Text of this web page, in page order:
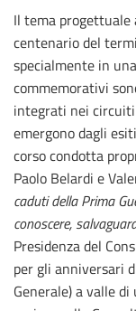
Il tema progettuale
centenario del
specialmente in
commemorativi
integrati nei
emergono dagli
corso condotta
Paolo Belardi e
caduti della Prima
conoscere,
Presidenza del
per gli anniversari
Generale) a valle